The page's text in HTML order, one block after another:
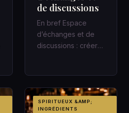
de discussions
En bref Espace
d’échanges et de
discussions : créer
SPIRITUEUX &AMP;
INGRÉDIENTS